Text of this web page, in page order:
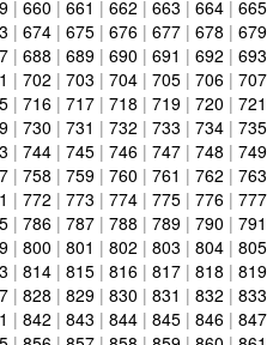
| 660 | 661 | 662 | 663 | 664| 665
| 674| 675| 676| 677| 678 | 679
| 688 | 689| 690 | 691 | 692 | 693
| 702 | 703 | 704| 705| 706| 707
| 716| 717| 718 | 719| 720 | 721
| 730 | 731 | 732 | 733 | 734| 735
| 744| 745| 746| 747| 748 | 749
| 758 | 759| 760 | 761 | 762 | 763
| 772 | 773 | 774| 775| 776| 777
| 786| 787| 788 | 789| 790 | 791
| 800 | 801 | 802 | 803 | 804| 805
| 814| 815| 816| 817| 818 | 819
| 828 | 829| 830 | 831 | 832 | 833
| 842 | 843 | 844| 845| 846| 847